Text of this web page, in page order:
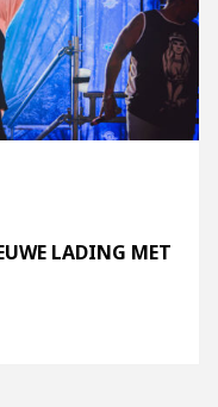
LADING MET